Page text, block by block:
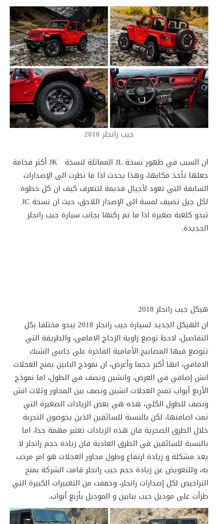
جيب رانجلر 2018
ان السبب في ظهور نسخة JL المماثلة لنسخة JK أكثر فخامة
جعلها تأخذ مكانها، وهذا يحدث اذا ما نظرت الى الإصدارات
السابقة التي تعود لأجيال قديمة لتتعرف كيف ان كل خطوة
لكل جيل تضيف لمسة الى الإصدار اللاحق، حيث ان نسخة JC
تبدو كلعبة صغيرة اذا ما تم ركنها بجانب سيارة جيب رانجلر
الجديدة.
هيكل جيب رانجلر 2018
ان الهيكل الجديد لسيارة جيب رانجلر 2018 يبدو مختلفا بكل
التفاصيل، لاحظ توضع زاوية الزجاج الامامي، والطريقة التي
تتوضع فيها المصابيح الأمامية الفاخرة على جانبي الشبك
الامامي، انها أكبر حجما وأعرض، ان نموذج البابين يمنح العجلات
انش إضافي في العرض، وانشين ونصف في الطول، اما نموذج
الأربع أبواب تمنح العجلات انشين ونصف بين المحاور وثلاث انش
ونصف للطول الكلي، هذه هي بعض الزيادات الصغيرة التي
تمت اضافتها، لكن بالنسبة للسائقين الذين يخوضون التجربة
خلال الطرق الصخرية فان هذه الزيادات تعتبر مهمة جدا، اما
بالنسبة للسائقين في الطرق العادية فان زيادة حجم رانجلر لا
يعد مشكلة و زيادة ارتفاع وطول محاور العجلات هو امر مرحب
به، وللتعويض عن زيادة حجم جيب رانجلر قامت الشركة بمنح
التراخيص لكل إصدارات رانجلر، وخففت من التغييرات الكبيرة التي
طرأت على موديل جيب ببابين و الموديل بأربع أبواب.